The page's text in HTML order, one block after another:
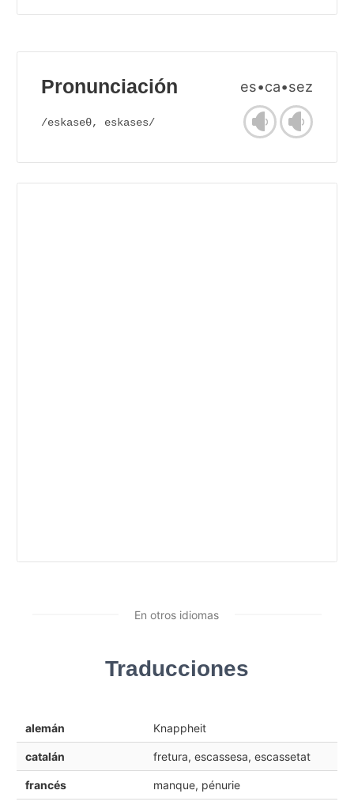
Pronunciación es•ca•sez
/eskaseθ, eskases/
En otros idiomas
Traducciones
alemán Knappheit
catalán fretura, escassesa, escassetat
francés manque, pénurie